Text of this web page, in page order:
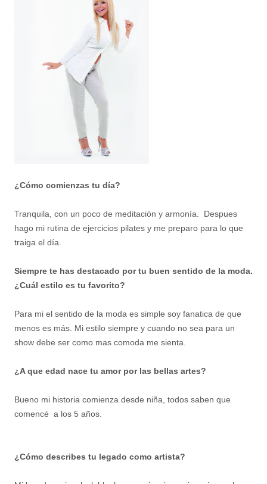
¿Cómo comienzas tu día?
Tranquila, con un poco de meditación y armonía. Despues
hago mi rutina de ejercicios pilates y me preparo para lo que
traiga el día.
Siempre te has destacado por tu buen sentido de la moda.
¿Cuál estilo es tu favorito?
Para mi el sentido de la moda es simple soy fanatica de que
menos es más. Mi estilo siempre y cuando no sea para un
show debe ser como mas comoda me sienta.
¿A que edad nace tu amor por las bellas artes?
Bueno mi historia comienza desde niña, todos saben que
comencé a los 5 años.
¿Cómo describes tu legado como artista?